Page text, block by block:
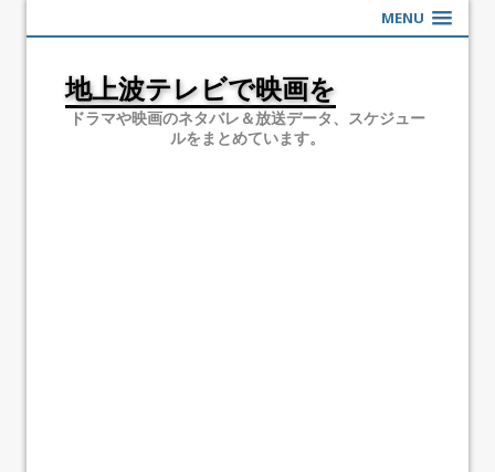
MENU
地上波テレビで映画を
ドラマや映画のネタバレ＆放送データ、スケジュー
ルをまとめています。